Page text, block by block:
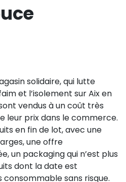
solidaire, qui lutte
et l’isolement sur Aix en
vendus à un coût très
leur prix dans le commerce.
en fin de lot, avec une
une offre
un packaging qui n’est plus
dont la date est
consommable sans risque.